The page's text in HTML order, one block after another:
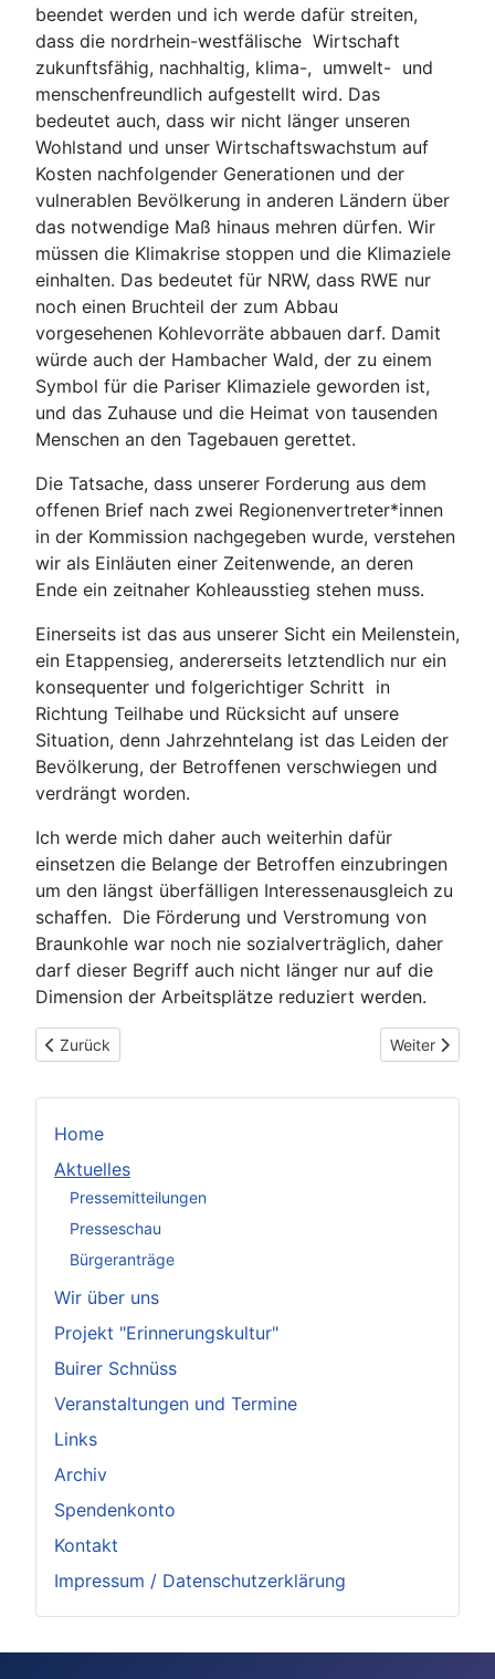
Home
Aktuelles
Pressemitteilungen
Presseschau
Bürgeranträge
Wir über uns
Projekt "Erinnerungskultur"
Buirer Schnüss
Veranstaltungen und Termine
Links
Archiv
Spendenkonto
Kontakt
Impressum / Datenschutzerklärung
beendet werden und ich werde dafür streiten,
dass die nordrhein-westfälische Wirtschaft
zukunftsfähig, nachhaltig, klima-, umwelt- und
menschenfreundlich aufgestellt wird. Das
bedeutet auch, dass wir nicht länger unseren
Wohlstand und unser Wirtschaftswachstum auf
Kosten nachfolgender Generationen und der
vulnerablen Bevölkerung in anderen Ländern über
das notwendige Maß hinaus mehren dürfen. Wir
müssen die Klimakrise stoppen und die Klimaziele
einhalten. Das bedeutet für NRW, dass RWE nur
noch einen Bruchteil der zum Abbau
vorgesehenen Kohlevorräte abbauen darf. Damit
würde auch der Hambacher Wald, der zu einem
Symbol für die Pariser Klimaziele geworden ist,
und das Zuhause und die Heimat von tausenden
Menschen an den Tagebauen gerettet.
Die Tatsache, dass unserer Forderung aus dem
offenen Brief nach zwei Regionenvertreter*innen
in der Kommission nachgegeben wurde, verstehen
wir als Einläuten einer Zeitenwende, an deren
Ende ein zeitnaher Kohleausstieg stehen muss.
Einerseits ist das aus unserer Sicht ein Meilenstein,
ein Etappensieg, andererseits letztendlich nur ein
konsequenter und folgerichtiger Schritt in
Richtung Teilhabe und Rücksicht auf unsere
Situation, denn Jahrzehntelang ist das Leiden der
Bevölkerung, der Betroffenen verschwiegen und
verdrängt worden.
Ich werde mich daher auch weiterhin dafür
einsetzen die Belange der Betroffen einzubringen
um den längst überfälligen Interessenausgleich zu
schaffen. Die Förderung und Verstromung von
Braunkohle war noch nie sozialverträglich, daher
darf dieser Begriff auch nicht länger nur auf die
Dimension der Arbeitsplätze reduziert werden.
Vorheriger Beitrag: Stop-Kohle Demo am 24.06.2018 in Berlin
Zurück Nächster
Weiter